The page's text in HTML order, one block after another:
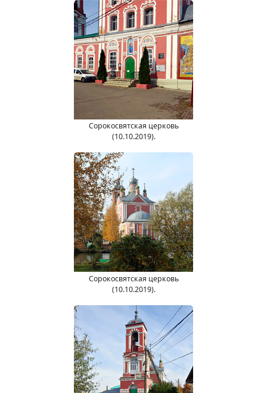
Сорокосвятская церковь
(10.10.2019).
Сорокосвятская церковь
(10.10.2019).